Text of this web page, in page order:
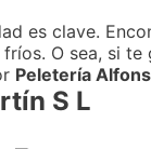
es clave.
O sea, si
Peletería
S L